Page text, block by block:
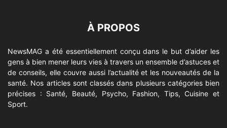
À PROPOS
NewsMAG a été essentiellement conçu dans le but d’aider les
gens à bien mener leurs vies à travers un ensemble d’astuces et
de conseils, elle couvre aussi l’actualité et les nouveautés de la
santé. Nos articles sont classés dans plusieurs catégories bien
précises : Santé, Beauté, Psycho, Fashion, Tips, Cuisine et
Sport.